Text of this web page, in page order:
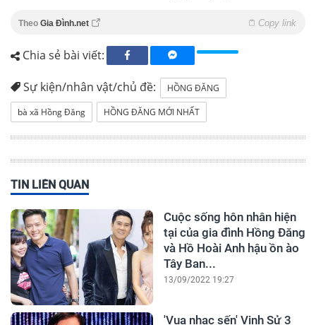
Theo Gia Đình.net Copy link
Chia sẻ bài viết:
Sự kiện/nhân vật/chủ đề:
HỒNG ĐĂNG
bà xã Hồng Đăng
HỒNG ĐĂNG MỚI NHẤT
TIN LIÊN QUAN
Cuộc sống hôn nhân hiện
tại của gia đình Hồng Đăng
và Hồ Hoài Anh hậu ồn ào
Tây Ban...
13/09/2022 19:27
'Vua nhạc sến' Vinh Sử 3